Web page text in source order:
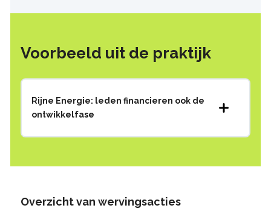
Voorbeeld uit de praktijk
Rijne Energie: leden financieren ook de
ontwikkelfase
Overzicht van wervingsacties